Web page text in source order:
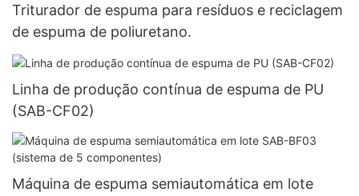
Triturador de espuma para resíduos e reciclagem
de espuma de poliuretano.
Linha de produção contínua de espuma de PU
(SAB-CF02)
Máquina de espuma semiautomática em lote